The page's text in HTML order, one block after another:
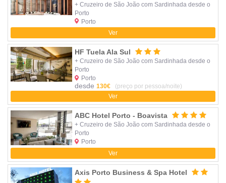
+ Cruzeiro de São João com Sardinhada desde o
Porto
Porto
Ver
HF Tuela Ala Sul
+ Cruzeiro de São João com Sardinhada desde o
Porto
Porto
desde 130€
(preço por pessoa/noite)
Ver
ABC Hotel Porto - Boavista
+ Cruzeiro de São João com Sardinhada desde o
Porto
Porto
Ver
Axis Porto Business & Spa Hotel